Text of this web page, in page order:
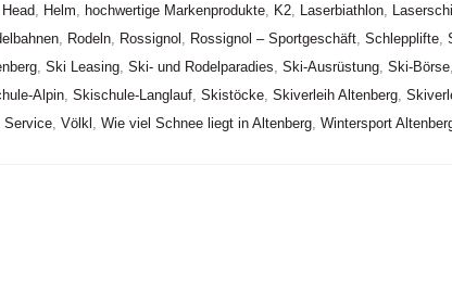
Head, Helm, hochwertige Markenprodukte, K2, Laserbiathlon,
, Rodeln, Rossignol , Rossignol – Sportgeschäft, Schlepplifte,
, Ski Leasing, Ski- und Rodelparadies, Ski-Ausrüstung, Ski-Börse,
Alpin, Skischule-Langlauf, Skistöcke, Skiverleih Altenberg,
Service, Völkl , Wie viel Schnee liegt in Altenberg, Wintersport